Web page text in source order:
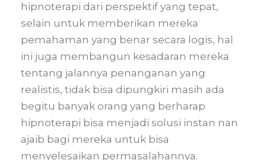
hipnoterapi dari perspektif yang tepat,
selain untuk memberikan mereka
pemahaman yang benar secara logis, hal
ini juga membangun kesadaran mereka
tentang jalannya penanganan yang
realistis, tidak bisa dipungkiri masih ada
begitu banyak orang yang berharap
hipnoterapi bisa menjadi solusi instan nan
ajaib bagi mereka untuk bisa
menyelesaikan permasalahannya.